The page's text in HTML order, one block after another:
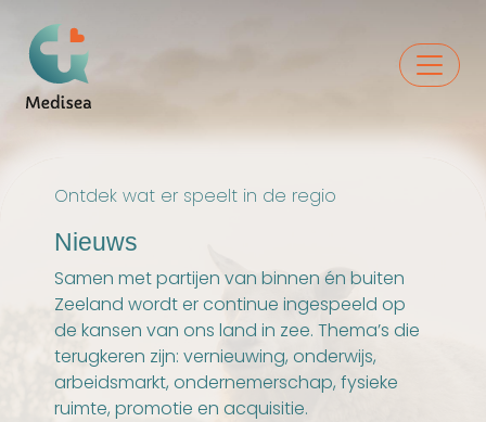
Ontdek wat er speelt in de regio
Nieuws
Samen met partijen van binnen én buiten
Zeeland wordt er continue ingespeeld op
de kansen van ons land in zee. Thema’s die
terugkeren zijn: vernieuwing, onderwijs,
arbeidsmarkt, ondernemerschap, fysieke
ruimte, promotie en acquisitie.